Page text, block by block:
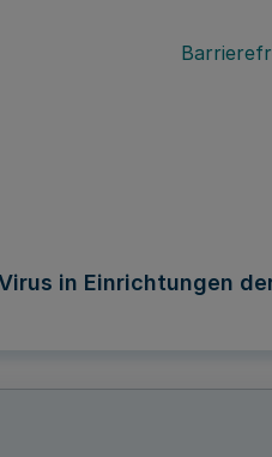
in Einrichtungen